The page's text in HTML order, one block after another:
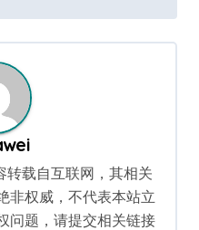
转载自互联网，其相关
非权威，不代表本站立
问题，请提交相关链接